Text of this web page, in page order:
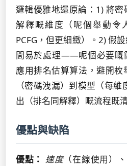
邏輯優雅地還原論：1) 將
解釋嘅維度（呢個舉動令
PCFG，但更細緻）。2) 假
間易於處理——呢個必要嘅
應用排名估算算法，避開
（密碼洩漏）到模型（每
出（排名同解釋）嘅流程既
優點與缺陷
優點： 速度（在線使用）、